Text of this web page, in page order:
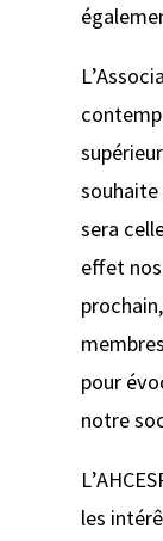
souhaite
sera
effet
pour
notre
les